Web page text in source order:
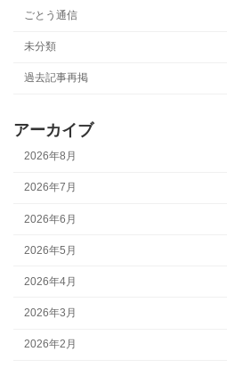
ごとう通信
未分類
過去記事再掲
アーカイブ
2026年8月
2026年7月
2026年6月
2026年5月
2026年4月
2026年3月
2026年2月